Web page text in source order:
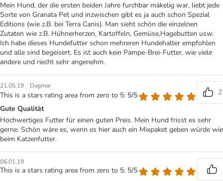
Mein Hund, der die ersten beiden Jahre furchbar mäkelig war, liebt jede
Sorte von Granata Pet und inzwischen gibt es ja auch schon Spezial
Editions (wie z.B. bei Terra Canis). Man sieht schön die einzelnen
Zutaten wie z.B. Hühnerherzen, Kartoffeln, Gemüse,Hagebutten usw.
Ich habe dieses Hundefutter schon mehreren Hundehalter empfohlen
und alle sind begeisert. Es ist auch kein Pampe-Brei-Futter, wie viele
andere und riecht sehr angenehm.
21.05.19 | Dagmar
This is a stars rating area from zero to 5: 5/5
2
Gute Qualität
Hochwertiges Futter für einen guten Preis. Mein Hund frisst es sehr
gerne. Schön wäre es, wenn es hier auch ein Mixpaket geben würde wie
beim Katzenfutter.
06.01.19
This is a stars rating area from zero to 5: 5/5